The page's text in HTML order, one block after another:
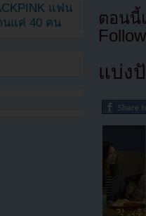
ตอนนี้
แบ่ง
แฟน
นแค่ 40 คน